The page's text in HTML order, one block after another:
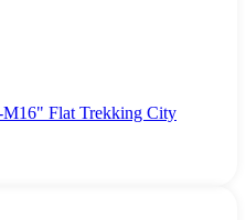
Flat Trekking City